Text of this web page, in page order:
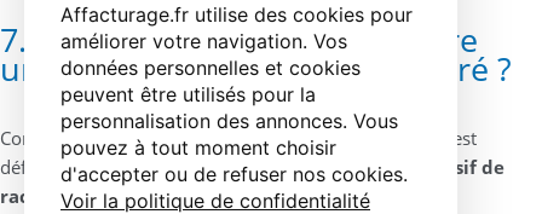
Affacturage.fr utilise des cookies pour
améliorer votre navigation. Vos
données personnelles et cookies
peuvent être utilisés pour la
personnalisation des annonces. Vous
pouvez à tout moment choisir
d'accepter ou de refuser nos cookies.
Voir la politique de confidentialité
7. Quelle est la différence entre
une vente classique et à réméré ?
Contrairement à une vente classique où la transaction est
définitive, ce système offre au vendeur undroit exclusif de
rachat pendant une durée déterminée.